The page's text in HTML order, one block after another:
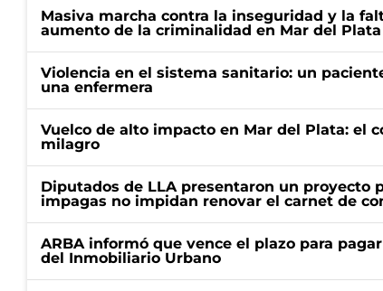
Masiva marcha contra la inseguridad y la
aumento de la criminalidad en Mar del Plata
Violencia en el sistema sanitario: un
una enfermera
Vuelco de alto impacto en Mar del Plata: el
milagro
Diputados de LLA presentaron un proyecto
impagas no impidan renovar el carnet de
ARBA informó que vence el plazo para
del Inmobiliario Urbano